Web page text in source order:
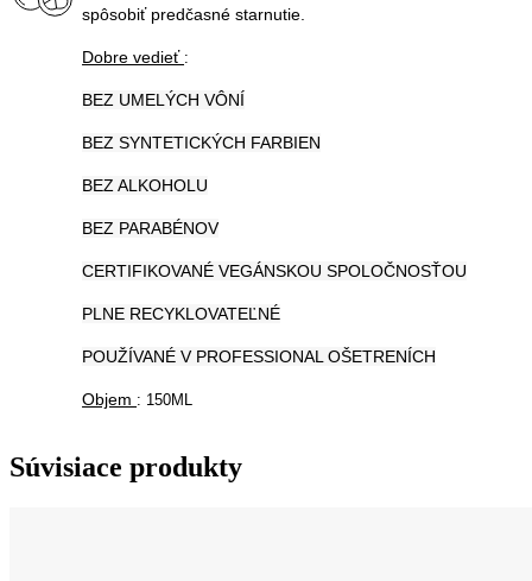
spôsobiť predčasné starnutie.
Dobre vedieť :
BEZ UMELÝCH VÔNÍ
BEZ SYNTETICKÝCH FARBIEN
BEZ ALKOHOLU
BEZ PARABÉNOV
CERTIFIKOVANÉ VEGÁNSKOU SPOLOČNOSŤOU
PLNE RECYKLOVATEĽNÉ
POUŽÍVANÉ V PROFESSIONAL OŠETRENÍCH
Objem : 150ML
Súvisiace produkty